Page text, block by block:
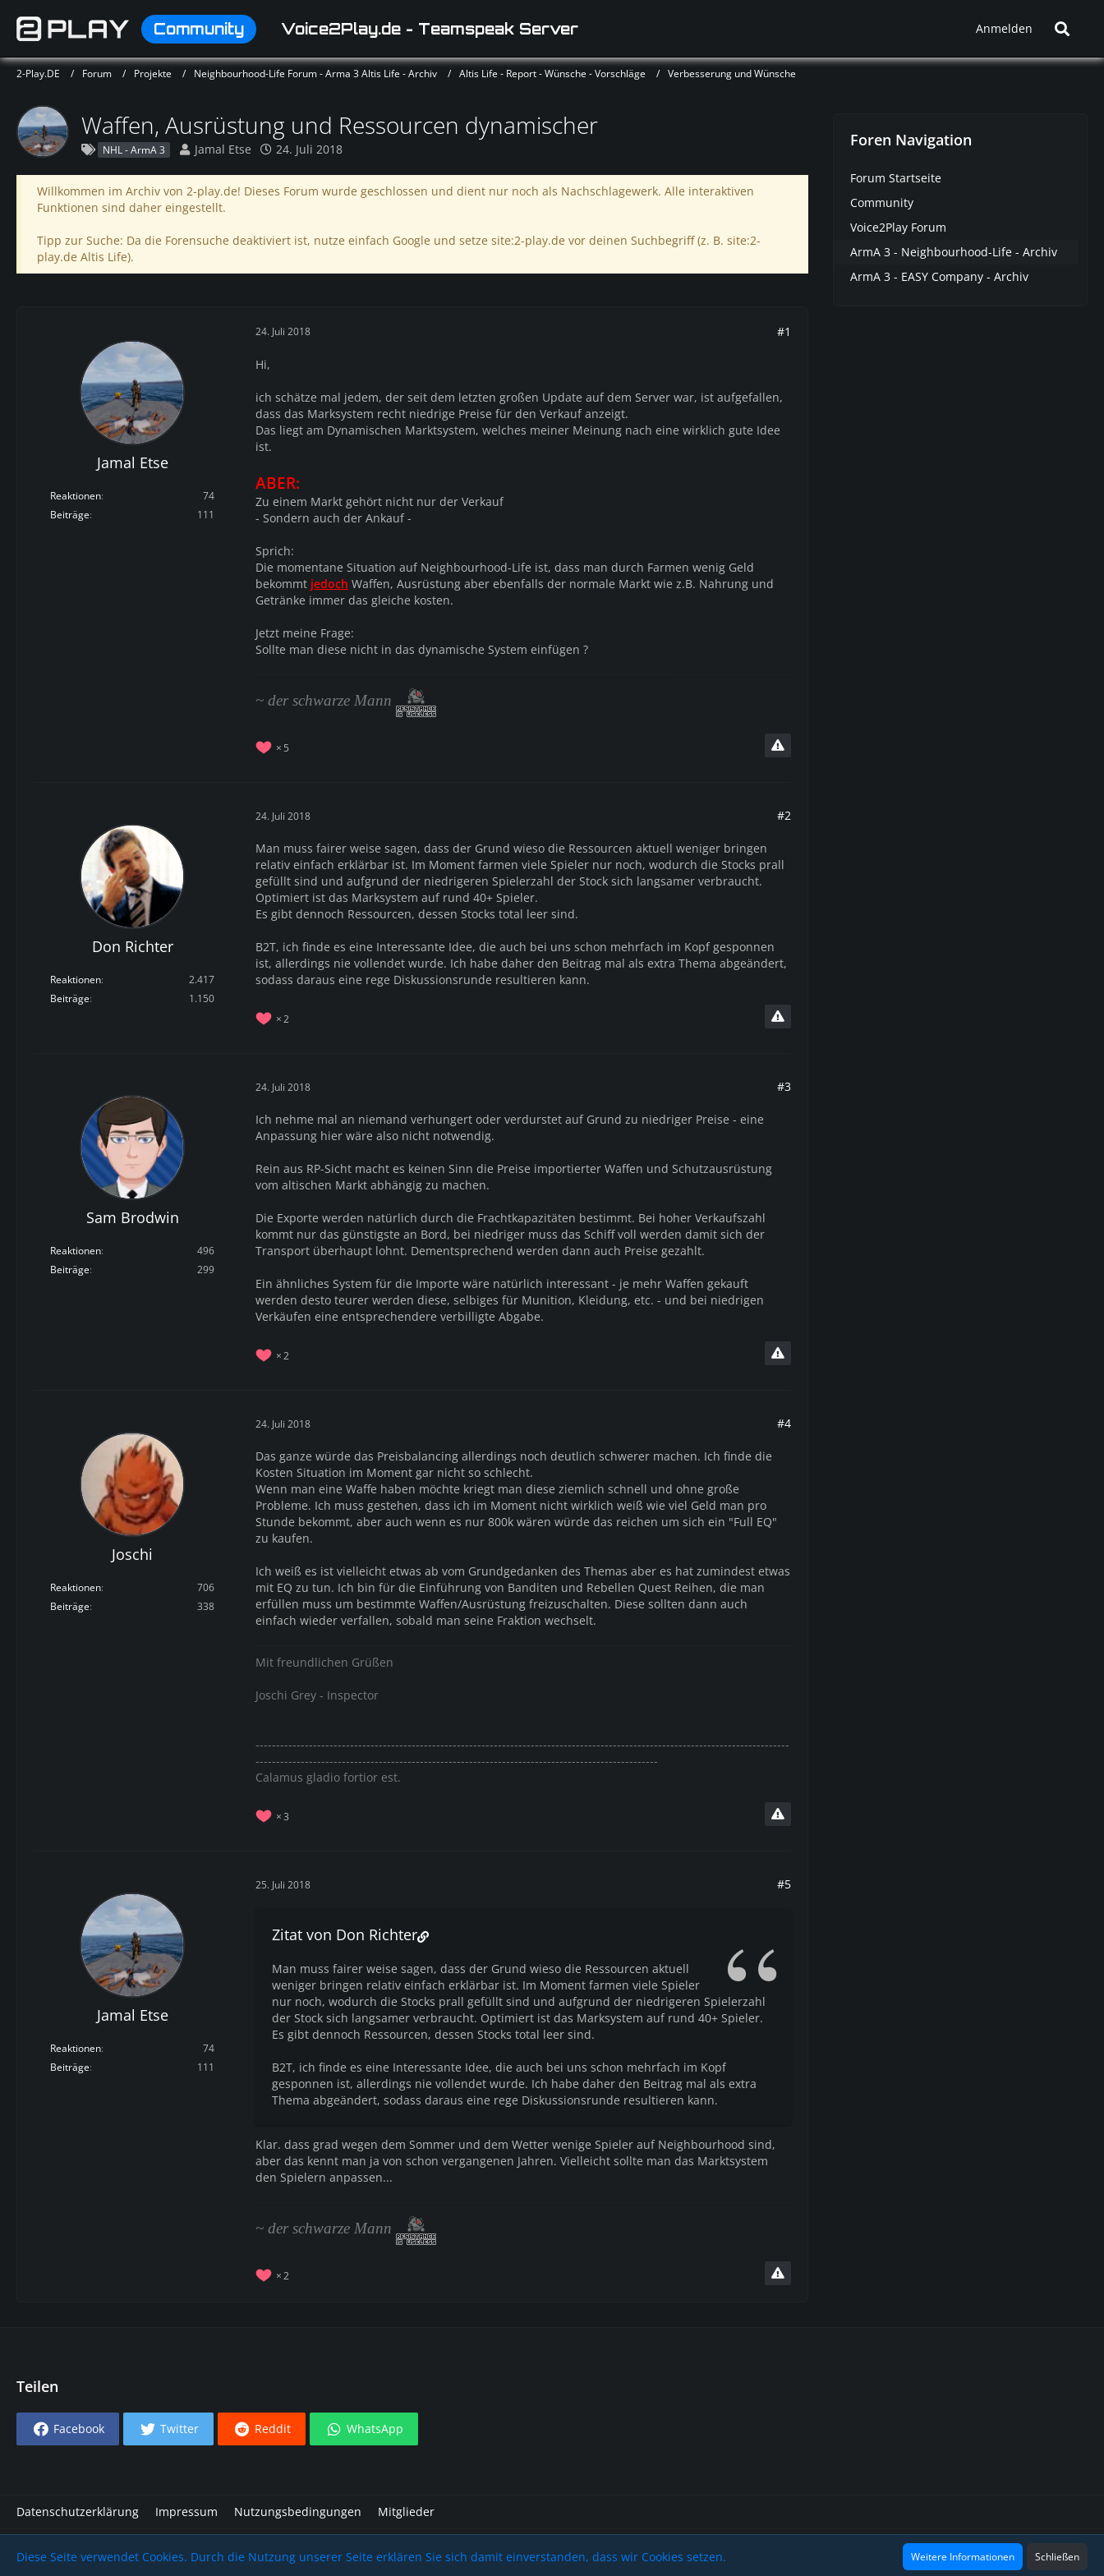
Community Voice2Play.de - Teamspeak Server Anmelden
2-Play.DE Forum Projekte Neighbourhood-Life Forum - Arma 3 Altis Life - Archiv Altis Life - Report - Wünsche - Vorschläge Verbesserung und Wünsche
Waffen, Ausrüstung und Ressourcen dynamischer
NHL - ArmA 3 Jamal Etse 24. Juli 2018
Willkommen im Archiv von 2-play.de! Dieses Forum wurde geschlossen und dient nur noch als Nachschlagewerk. Alle interaktiven
Funktionen sind daher eingestellt.
Tipp zur Suche: Da die Forensuche deaktiviert ist, nutze einfach Google und setze site:2-play.de vor deinen Suchbegriff (z. B. site:2-
play.de Altis Life).
Jamal Etse
Reaktionen
74
Beiträge
111
24. Juli 2018 #1
Hi,
ich schätze mal jedem, der seit dem letzten großen Update auf dem Server war, ist aufgefallen,
dass das Marksystem recht niedrige Preise für den Verkauf anzeigt.
Das liegt am Dynamischen Marktsystem, welches meiner Meinung nach eine wirklich gute Idee
ist.
ABER:
Zu einem Markt gehört nicht nur der Verkauf
- Sondern auch der Ankauf -
Sprich:
Die momentane Situation auf Neighbourhood-Life ist, dass man durch Farmen wenig Geld
bekommt jedoch Waffen, Ausrüstung aber ebenfalls der normale Markt wie z.B. Nahrung und
Getränke immer das gleiche kosten.
Jetzt meine Frage:
Sollte man diese nicht in das dynamische System einfügen ?
~ der schwarze Mann
5
Don Richter
Reaktionen
2.417
Beiträge
1.150
24. Juli 2018 #2
Man muss fairer weise sagen, dass der Grund wieso die Ressourcen aktuell weniger bringen
relativ einfach erklärbar ist. Im Moment farmen viele Spieler nur noch, wodurch die Stocks prall
gefüllt sind und aufgrund der niedrigeren Spielerzahl der Stock sich langsamer verbraucht.
Optimiert ist das Marksystem auf rund 40+ Spieler.
Es gibt dennoch Ressourcen, dessen Stocks total leer sind.
B2T, ich finde es eine Interessante Idee, die auch bei uns schon mehrfach im Kopf gesponnen
ist, allerdings nie vollendet wurde. Ich habe daher den Beitrag mal als extra Thema abgeändert,
sodass daraus eine rege Diskussionsrunde resultieren kann.
2
Sam Brodwin
Reaktionen
496
Beiträge
299
24. Juli 2018 #3
Ich nehme mal an niemand verhungert oder verdurstet auf Grund zu niedriger Preise - eine
Anpassung hier wäre also nicht notwendig.
Rein aus RP-Sicht macht es keinen Sinn die Preise importierter Waffen und Schutzausrüstung
vom altischen Markt abhängig zu machen.
Die Exporte werden natürlich durch die Frachtkapazitäten bestimmt. Bei hoher Verkaufszahl
kommt nur das günstigste an Bord, bei niedriger muss das Schiff voll werden damit sich der
Transport überhaupt lohnt. Dementsprechend werden dann auch Preise gezahlt.
Ein ähnliches System für die Importe wäre natürlich interessant - je mehr Waffen gekauft
werden desto teurer werden diese, selbiges für Munition, Kleidung, etc. - und bei niedrigen
Verkäufen eine entsprechendere verbilligte Abgabe.
2
Joschi
Reaktionen
706
Beiträge
338
24. Juli 2018 #4
Das ganze würde das Preisbalancing allerdings noch deutlich schwerer machen. Ich finde die
Kosten Situation im Moment gar nicht so schlecht.
Wenn man eine Waffe haben möchte kriegt man diese ziemlich schnell und ohne große
Probleme. Ich muss gestehen, dass ich im Moment nicht wirklich weiß wie viel Geld man pro
Stunde bekommt, aber auch wenn es nur 800k wären würde das reichen um sich ein "Full EQ"
zu kaufen.
Ich weiß es ist vielleicht etwas ab vom Grundgedanken des Themas aber es hat zumindest etwas
mit EQ zu tun. Ich bin für die Einführung von Banditen und Rebellen Quest Reihen, die man
erfüllen muss um bestimmte Waffen/Ausrüstung freizuschalten. Diese sollten dann auch
einfach wieder verfallen, sobald man seine Fraktion wechselt.
Mit freundlichen Grüßen
Joschi Grey - Inspector
----------------------------------------------------------------------------------------------------------------------------------
--------------------------------------------------------------------------------------------------
Calamus gladio fortior est.
3
Jamal Etse
Reaktionen
74
Beiträge
111
25. Juli 2018 #5
Zitat von Don Richter
Man muss fairer weise sagen, dass der Grund wieso die Ressourcen aktuell
weniger bringen relativ einfach erklärbar ist. Im Moment farmen viele Spieler
nur noch, wodurch die Stocks prall gefüllt sind und aufgrund der niedrigeren Spielerzahl
der Stock sich langsamer verbraucht. Optimiert ist das Marksystem auf rund 40+ Spieler.
Es gibt dennoch Ressourcen, dessen Stocks total leer sind.
B2T, ich finde es eine Interessante Idee, die auch bei uns schon mehrfach im Kopf
gesponnen ist, allerdings nie vollendet wurde. Ich habe daher den Beitrag mal als extra
Thema abgeändert, sodass daraus eine rege Diskussionsrunde resultieren kann.
Klar. dass grad wegen dem Sommer und dem Wetter wenige Spieler auf Neighbourhood sind,
aber das kennt man ja von schon vergangenen Jahren. Vielleicht sollte man das Marktsystem
den Spielern anpassen...
~ der schwarze Mann
2
Foren Navigation
Forum Startseite
Community
Voice2Play Forum
ArmA 3 - Neighbourhood-Life - Archiv
ArmA 3 - EASY Company - Archiv
Teilen
Facebook Twitter Reddit WhatsApp
Datenschutzerklärung Impressum Nutzungsbedingungen Mitglieder
Community-Software: WoltLab Suite™ Design: Grafidea
Diese Seite verwendet Cookies. Durch die Nutzung unserer Seite erklären Sie sich damit einverstanden, dass wir Cookies setzen. Weitere Informationen Schließen